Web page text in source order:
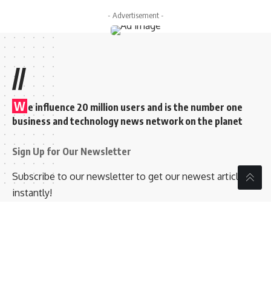
- Advertisement -
//
W e influence 20 million users and is the number one
business and technology news network on the planet
Sign Up for Our Newsletter
Subscribe to our newsletter to get our newest articles
instantly!